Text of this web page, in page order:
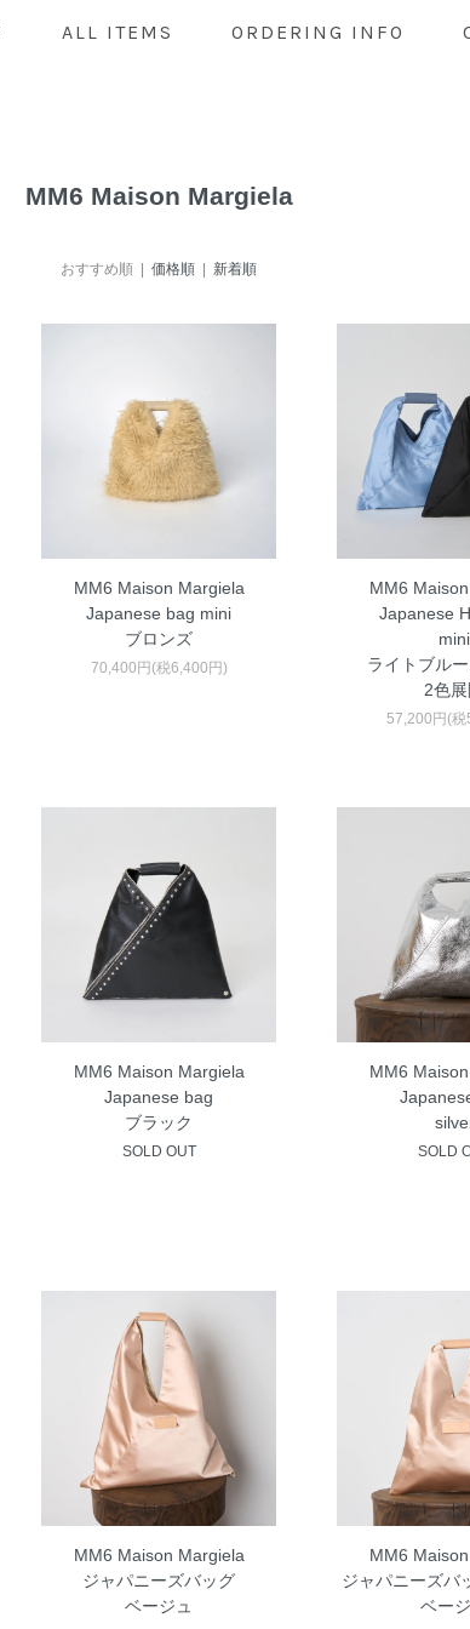
ALL ITEMS ORDERING INFO
MM6 Maison Margiela
おすすめ順 | 価格順 | 新着順
MM6 Maison Margiela
Japanese bag mini
ブロンズ
70,400円(税6,400円)
MM6
Japanese
mini
ライトブル
2色展
57,200円(税
MM6 Maison Margiela
Japanese bag
ブラック
SOLD OUT
MM6
SOLD
MM6 Maison Margiela
ジャパニーズバッグ
ベージュ
MM6
ジャパニーズバ
ベー